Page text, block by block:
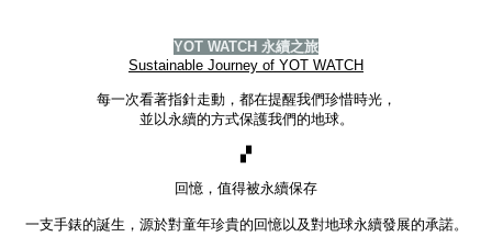
YOT WATCH 永續之旅
Sustainable Journey of YOT WATCH
每一次看著指針走動，都在提醒我們珍惜時光，
並以永續的方式保護我們的地球。
▞
回憶，值得被永續保存
一支手錶的誕生，源於對童年珍貴的回憶以及對地球永續發展的承諾。